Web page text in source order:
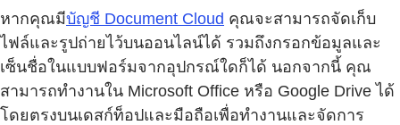
หากคุณมีบัญชี Document Cloud คุณจะสามารถจัดเก็บ
ไฟล์และรูปถ่ายไว้บนออนไลน์ได้ รวมถึงกรอกข้อมูลและ
เซ็นชื่อในแบบฟอร์มจากอุปกรณ์ใดก็ได้ นอกจากนี้ คุณ
สามารถทำงานใน Microsoft Office หรือ Google Drive ได้
โดยตรงบนเดสก์ท็อปและมือถือเพื่อทำงานและจัดการ